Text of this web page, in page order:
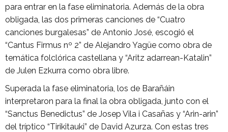
para entrar en la fase eliminatoria. Además de la obra
obligada, las dos primeras canciones de “Cuatro
canciones burgalesas” de Antonio José, escogió el
“Cantus Firmus nº 2” de Alejandro Yagüe como obra de
temática folclórica castellana y “Aritz adarrean-Katalin”
de Julen Ezkurra como obra libre.
Superada la fase eliminatoria, los de Barañáin
interpretaron para la final la obra obligada, junto con el
“Sanctus Benedictus” de Josep Vila i Casañas y “Arin-arin”
del tríptico “Tirikitauki” de David Azurza. Con estas tres